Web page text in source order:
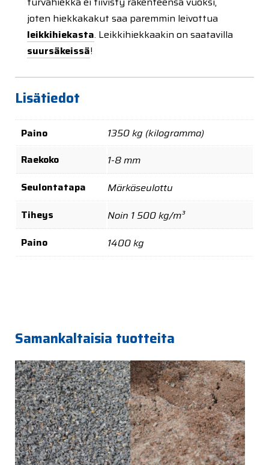
joten hiekkakakut saa paremmin leivottua
leikkihiekasta. Leikkihiekkaakin on saatavilla
suursäkeissä!
Lisätiedot
Paino
1350 kg (kilogramma)
Raekoko
1-8 mm
Seulontatapa
Märkäseulottu
Tiheys
Noin 1 500 kg/m³
Paino
1400 kg
Samankaltaisia tuotteita